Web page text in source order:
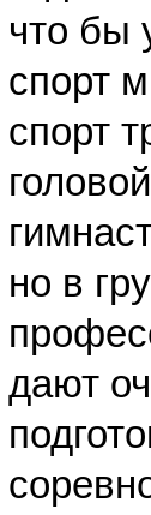
что бы
спорт
спорт
но в
дают